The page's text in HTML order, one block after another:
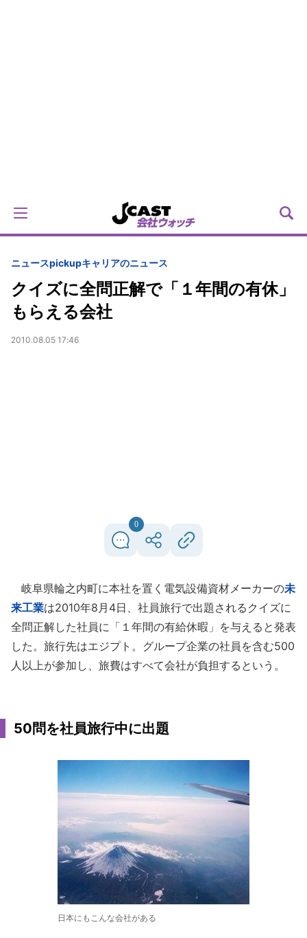
ニュースpickupキャリアのニュース
クイズに全問正解で「１年間の有休」
もらえる会社
2010.08.05 17:46
0
岐阜県輪之内町に本社を置く電気設備資材メーカーの未
来工業は2010年8月4日、社員旅行で出題されるクイズに
全問正解した社員に「１年間の有給休暇」を与えると発表
した。旅行先はエジプト。グループ企業の社員を含む500
人以上が参加し、旅費はすべて会社が負担するという。
50問を社員旅行中に出題
日本にもこんな会社がある